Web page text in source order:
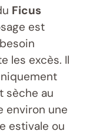
Ficus
est
les excès. Il
sèche au
environ une
estivale ou